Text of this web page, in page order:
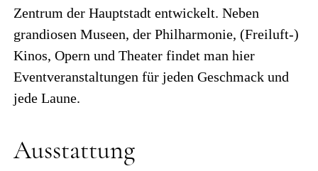
Zentrum der Hauptstadt entwickelt. Neben
grandiosen Museen, der Philharmonie, (Freiluft-)
Kinos, Opern und Theater findet man hier
Eventveranstaltungen für jeden Geschmack und
jede Laune.
Ausstattung